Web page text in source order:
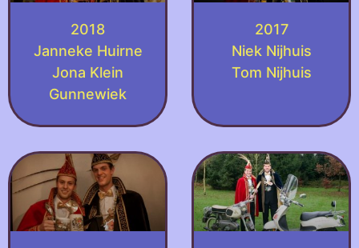
2018
Janneke Huirne
Jona Klein
Gunnewiek
2017
Niek Nijhuis
Tom Nijhuis